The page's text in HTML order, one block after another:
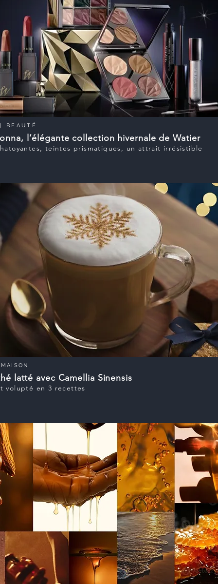
| BEAUTÉ
l’élégante collection hivernale de Watier
teintes prismatiques, un attrait irrésistible
latté avec Camellia Sinensis
volupté en 3 recettes